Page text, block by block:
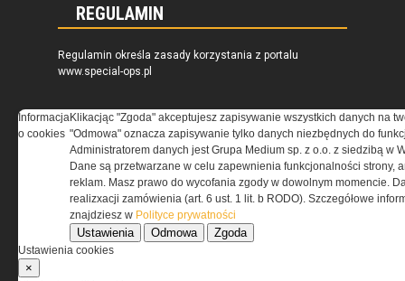
REGULAMIN
Regulamin określa zasady korzystania z portalu
www.special-ops.pl
Korzystanie z portalu jest równoznaczne
z zaakceptowaniem warunków ustanowionych
przez Grupa MEDIUM Spółka z ograniczoną
odpowiedzialnością Spółka komandytowa, nr KRS:
0000537655, NIP 1132860378, REGON 146393437
(zwana dalej Grupa MEDIUM) w postaci Regulaminu.
Przeczytaj regulamin
Informacja
o cookies
Klikacjąc "Zgoda" akceptujesz zapisywanie wszystkich danych na
"Odmowa" oznacza zapisywanie tylko danych niezbędnych do
Administratorem danych jest Grupa Medium sp. z o.o. z siedzibą w
Dane są przetwarzane w celu zapewnienia funkcjonalności strony,
reklam. Masz prawo do wycofania zgody w dowolnym momencie.
realizxacji zamówienia (art. 6 ust. 1 lit. b RODO). Szczegółowe
znajdziesz w Polityce prywatności
Ustawienia Odmowa Zgoda
Ustawienia cookies
×